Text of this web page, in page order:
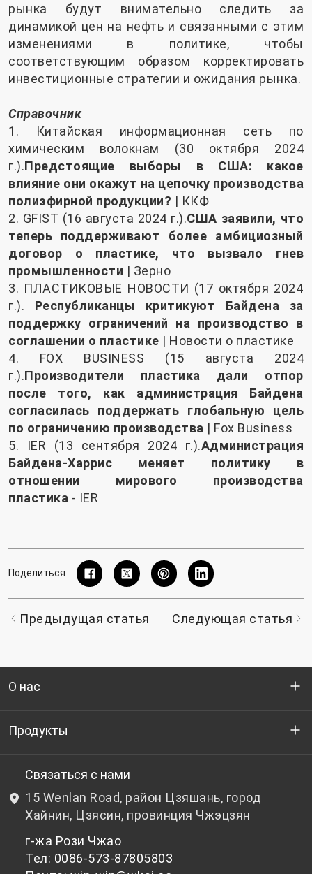
рынка будут внимательно следить за
динамикой цен на нефть и связанными с этим
изменениями в политике, чтобы
соответствующим образом корректировать
инвестиционные стратегии и ожидания рынка.
Справочник
1. Китайская информационная сеть по
химическим волокнам (30 октября 2024
г.).Предстоящие выборы в США: какое
влияние они окажут на цепочку производства
полиэфирной продукции? | ККФ
2. GFIST (16 августа 2024 г.).США заявили, что
теперь поддерживают более амбициозный
договор о пластике, что вызвало гнев
промышленности | Зерно
3. ПЛАСТИКОВЫЕ НОВОСТИ (17 октября 2024
г.). Республиканцы критикуют Байдена за
поддержку ограничений на производство в
соглашении о пластике | Новости о пластике
4. FOX BUSINESS (15 августа 2024
г.).Производители пластика дали отпор
после того, как администрация Байдена
согласилась поддержать глобальную цель
по ограничению производства | Fox Business
5. IER (13 сентября 2024 г.).Администрация
Байдена-Харрис меняет политику в
отношении мирового производства
пластика - IER
Поделиться
Предыдущая статья Следующая статья
О нас
Кто мы
НИОКР
Новости и события
политика конфиденциальности
Продукты
Бутылочный ПЭТ-гранулят
Небутылочный ПЭТ-гранулят
Связаться с нами
15 Wenlan Road, район Цзяшань, город
Хайнин, Цзясин, провинция Чжэцзян
г-жа Рози Чжао
Тел: 0086-573-87805803